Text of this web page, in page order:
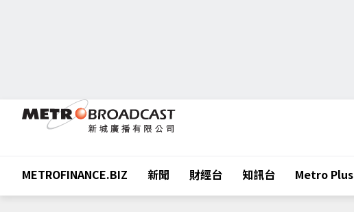
METROFINANCE.BIZ 新聞 財經台 知訊台 Metro Plus